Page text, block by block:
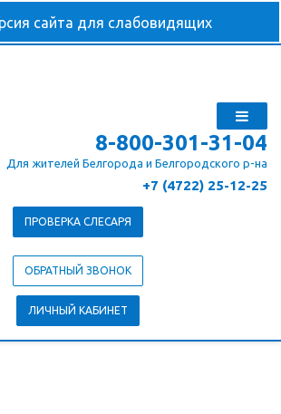
8-800-301-31-04
Для жителей Белгорода и Белгородского р-на
+7 (4722) 25-12-25
ПРОВЕРКА СЛЕСАРЯ
ОБРАТНЫЙ ЗВОНОК
ЛИЧНЫЙ КАБИНЕТ